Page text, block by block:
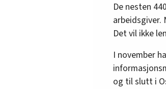
De nesten
arbeidsgiver.
Det vil ikke
I november
og til slutt i